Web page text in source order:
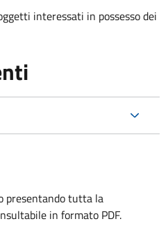
interessati in possesso dei
presentando tutta la
in formato PDF.